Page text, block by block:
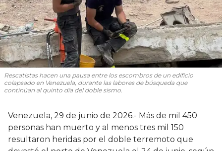
Rescatistas hacen una pausa entre los escombros de un edificio
colapsado en Venezuela, durante las labores de búsqueda que
continúan al quinto día del doble sismo.
Venezuela, 29 de junio de 2026.- Más de mil 450
personas han muerto y al menos tres mil 150
resultaron heridas por el doble terremoto que